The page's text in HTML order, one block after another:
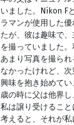
いました。Nikon F
ラマンが使用した
たが、彼は趣味で
を撮っていました。
あまり写真を撮ら
なかったけれど、
興味を抱き始めて
歳の時に父は他界
私は譲り受けるこ
考えると、それが